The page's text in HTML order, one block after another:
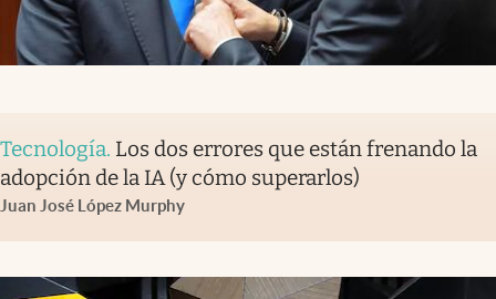
Tecnología. Los dos errores que están frenando la
adopción de la IA (y cómo superarlos)
Juan José López Murphy